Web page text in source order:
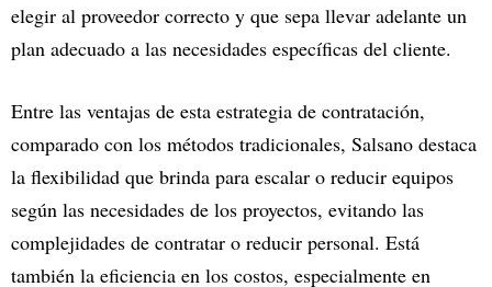
elegir al proveedor correcto y que sepa llevar adelante un
plan adecuado a las necesidades específicas del cliente.
Entre las ventajas de esta estrategia de contratación,
comparado con los métodos tradicionales, Salsano destaca
la flexibilidad que brinda para escalar o reducir equipos
según las necesidades de los proyectos, evitando las
complejidades de contratar o reducir personal. Está
también la eficiencia en los costos, especialmente en